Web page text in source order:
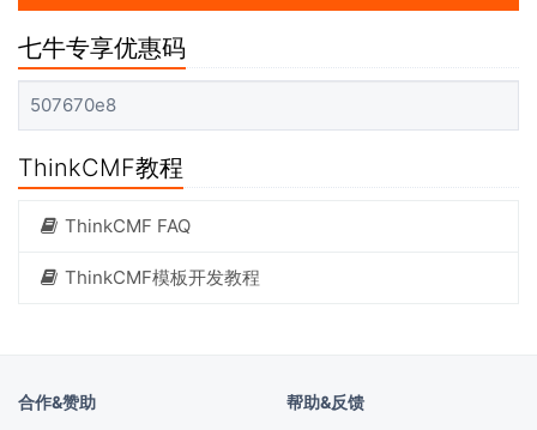
七牛专享优惠码
507670e8
ThinkCMF教程
ThinkCMF FAQ
ThinkCMF模板开发教程
合作&赞助 帮助&反馈